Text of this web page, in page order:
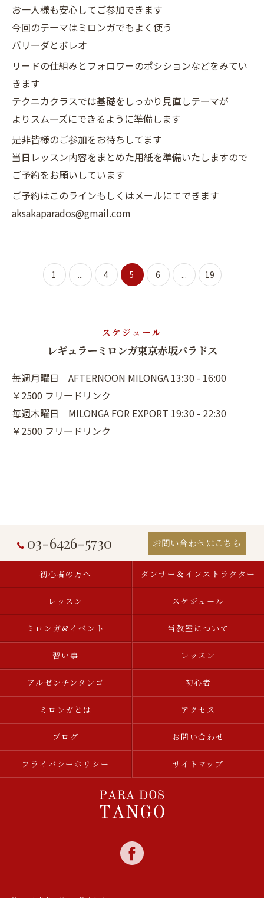
お一人様も安心してご参加できます
今回のテーマはミロンガでもよく使う
バリーダとボレオ
リードの仕組みとフォロワーのポシションなどをみてい
きます
テクニカクラスでは基礎をしっかり見直しテーマが
よりスムーズにできるように準備します
是非皆様のご参加をお待ちしてます
当日レッスン内容をまとめた用紙を準備いたしますので
ご予約をお願いしています
ご予約はこのラインもしくはメールにてできます
aksakaparados@gmail.com
1 ... 4 5 6 ... 19
スケジュール
レギュラーミロンガ東京赤坂パラドス
毎週月曜日 AFTERNOON MILONGA 13:30 - 16:00
￥2500 フリードリンク
毎週木曜日 MILONGA FOR EXPORT 19:30 - 22:30
￥2500 フリードリンク
03-6426-5730 お問い合わせはこちら
初心者の方へ ダンサー＆インストラクター
レッスン スケジュール
ミロンガ&イベント 当教室について
習い事 レッスン
アルゼンチンタンゴ 初心者
ミロンガとは アクセス
ブログ お問い合わせ
プライバシーポリシー サイトマップ